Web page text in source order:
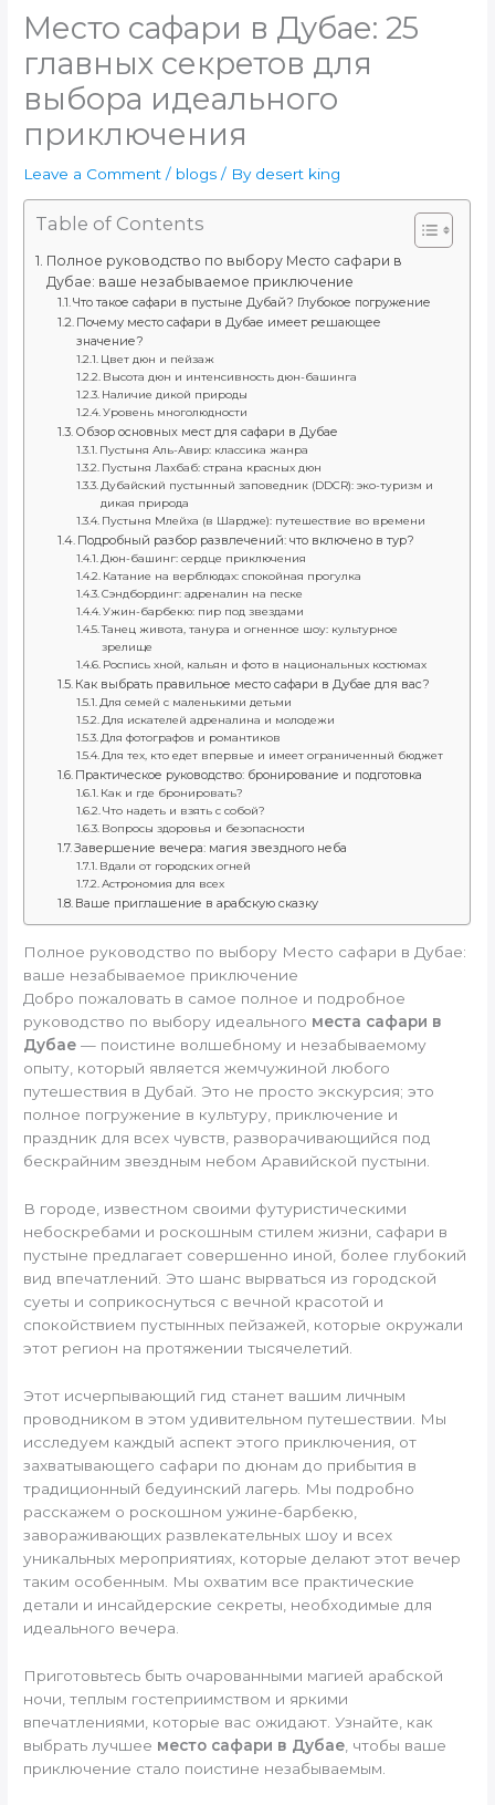
Место сафари в Дубае: 25
главных секретов для
выбора идеального
приключения
Leave a Comment / blogs / By desert king
Table of Contents
Полное руководство по выбору Место сафари в
Дубае: ваше незабываемое приключение
Что такое сафари в пустыне Дубай? Глубокое погружение
Почему место сафари в Дубае имеет решающее
значение?
Цвет дюн и пейзаж
Высота дюн и интенсивность дюн-башинга
Наличие дикой природы
Уровень многолюдности
Обзор основных мест для сафари в Дубае
Пустыня Аль-Авир: классика жанра
Пустыня Лахбаб: страна красных дюн
Дубайский пустынный заповедник (DDCR): эко-туризм и
дикая природа
Пустыня Млейха (в Шардже): путешествие во времени
Подробный разбор развлечений: что включено в тур?
Дюн-башинг: сердце приключения
Катание на верблюдах: спокойная прогулка
Сэндбординг: адреналин на песке
Ужин-барбекю: пир под звездами
Танец живота, танура и огненное шоу: культурное
зрелище
Роспись хной, кальян и фото в национальных костюмах
Как выбрать правильное место сафари в Дубае для вас?
Для семей с маленькими детьми
Для искателей адреналина и молодежи
Для фотографов и романтиков
Для тех, кто едет впервые и имеет ограниченный бюджет
Практическое руководство: бронирование и подготовка
Как и где бронировать?
Что надеть и взять с собой?
Вопросы здоровья и безопасности
Завершение вечера: магия звездного неба
Вдали от городских огней
Астрономия для всех
Ваше приглашение в арабскую сказку
Полное руководство по выбору Место сафари в Дубае:
ваше незабываемое приключение
Добро пожаловать в самое полное и подробное
руководство по выбору идеального места сафари в
Дубае — поистине волшебному и незабываемому
опыту, который является жемчужиной любого
путешествия в Дубай. Это не просто экскурсия; это
полное погружение в культуру, приключение и
праздник для всех чувств, разворачивающийся под
бескрайним звездным небом Аравийской пустыни.
В городе, известном своими футуристическими
небоскребами и роскошным стилем жизни, сафари в
пустыне предлагает совершенно иной, более глубокий
вид впечатлений. Это шанс вырваться из городской
суеты и соприкоснуться с вечной красотой и
спокойствием пустынных пейзажей, которые окружали
этот регион на протяжении тысячелетий.
Этот исчерпывающий гид станет вашим личным
проводником в этом удивительном путешествии. Мы
исследуем каждый аспект этого приключения, от
захватывающего сафари по дюнам до прибытия в
традиционный бедуинский лагерь. Мы подробно
расскажем о роскошном ужине-барбекю,
завораживающих развлекательных шоу и всех
уникальных мероприятиях, которые делают этот вечер
таким особенным. Мы охватим все практические
детали и инсайдерские секреты, необходимые для
идеального вечера.
Приготовьтесь быть очарованными магией арабской
ночи, теплым гостеприимством и яркими
впечатлениями, которые вас ожидают. Узнайте, как
выбрать лучшее место сафари в Дубае , чтобы ваше
приключение стало поистине незабываемым.